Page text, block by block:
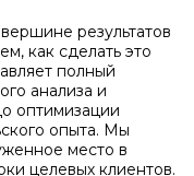
результатов
как сделать это
полный
анализа и
оптимизации
опыта. Мы
место в
целевых клиентов.